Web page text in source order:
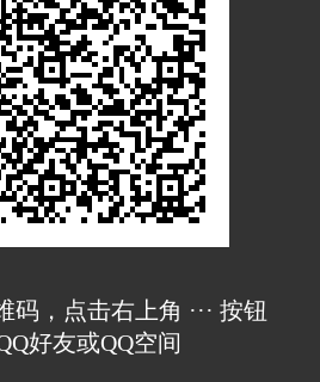
码，点击右上角 ··· 按钮
好友或QQ空间